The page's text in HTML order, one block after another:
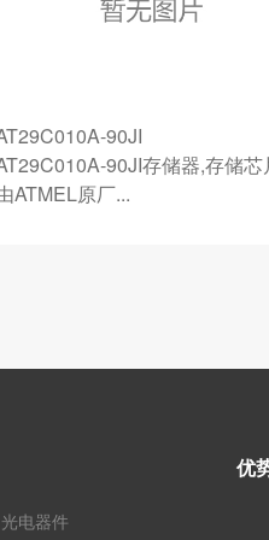
SN74LV541APWR
SN74LV541APWR低功耗逻辑
TI原厂生产,采用...
光电器件
优